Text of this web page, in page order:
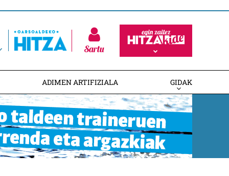
Sartu
ADIMEN ARTIFIZIALA GIDAK